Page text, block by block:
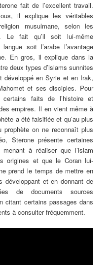
fait de l’excellent travail.
il explique les véritables
musulmane, selon les
Le fait qu’il soit lui-même
soit l’arabe l’avantage
En gros, il explique dans la
deux types d’islams sunnites
développé en Syrie et en Irak,
et ses disciples. Pour
faits de l’histoire et
empires. Il en vient même à
a été falsifiée et qu’au plus
on ne reconnaît plus
Sterone présente certaines
à réaliser que l’islam
origines et que le Coran lui-
prend le temps de mettre en
développant et en donnant de
de documents sources
citant certains passages dans
à consulter fréquemment.